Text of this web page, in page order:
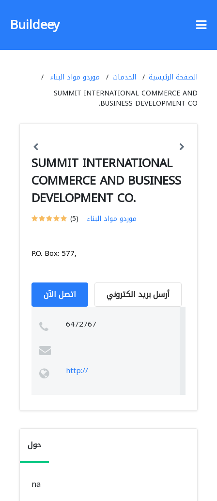
Buildeey
الصفحة الرئيسية الخدمات
موردو مواد البناء
SUMMIT INTERNATIONAL COMMERCE AND
BUSINESS DEVELOPMENT CO.
SUMMIT INTERNATIONAL
COMMERCE AND BUSINESS
DEVELOPMENT CO.
(5) موردو مواد البناء
P.O. Box: 577,
اتصل الآن أرسل بريد الكتروني
6472767
http://
حول
na